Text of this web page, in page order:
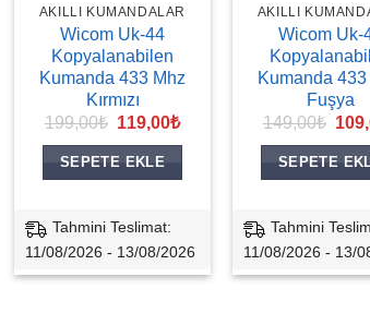
AKILLI KUMANDALAR
Wicom Uk-44
Kopyalanabilen
Kumanda 433 Mhz
Kırmızı
199,00₺ Orijinal
199,00₺.
119,00₺Şu
SEPETE EKLE
Tahmini Teslimat:
11/08/2026 - 13/08/2026
AKILLI
Wicom Uk-
Kumanda 433
Fuşya
149,00₺
SEPETE
Tahmini
11/08/2026 - 13/